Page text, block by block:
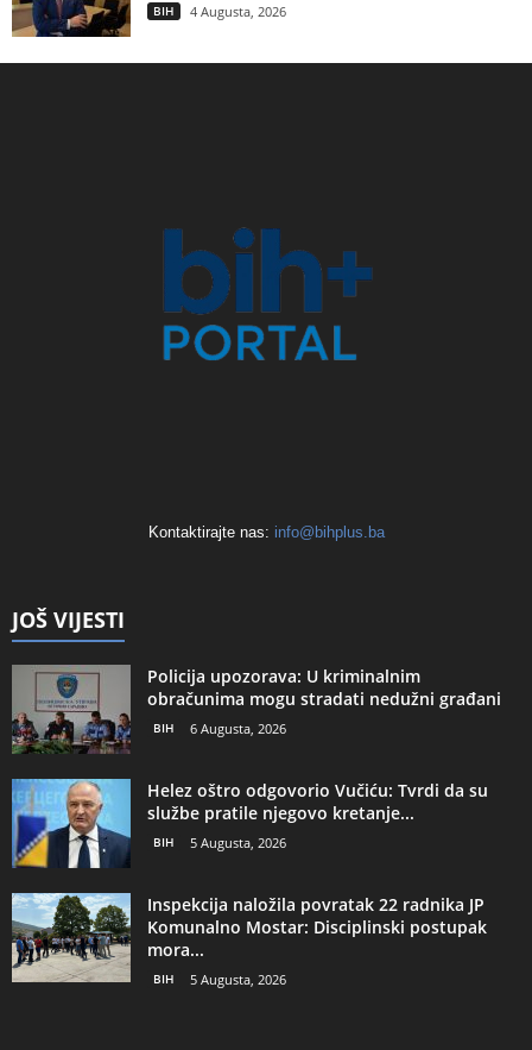
BIH 4 Augusta, 2026
Kontaktirajte nas: info@bihplus.ba
JOŠ VIJESTI
Policija upozorava: U kriminalnim
obračunima mogu stradati nedužni građani
BIH 6 Augusta, 2026
Helez oštro odgovorio Vučiću: Tvrdi da su
službe pratile njegovo kretanje...
BIH 5 Augusta, 2026
Inspekcija naložila povratak 22 radnika JP
Komunalno Mostar: Disciplinski postupak
mora...
BIH 5 Augusta, 2026